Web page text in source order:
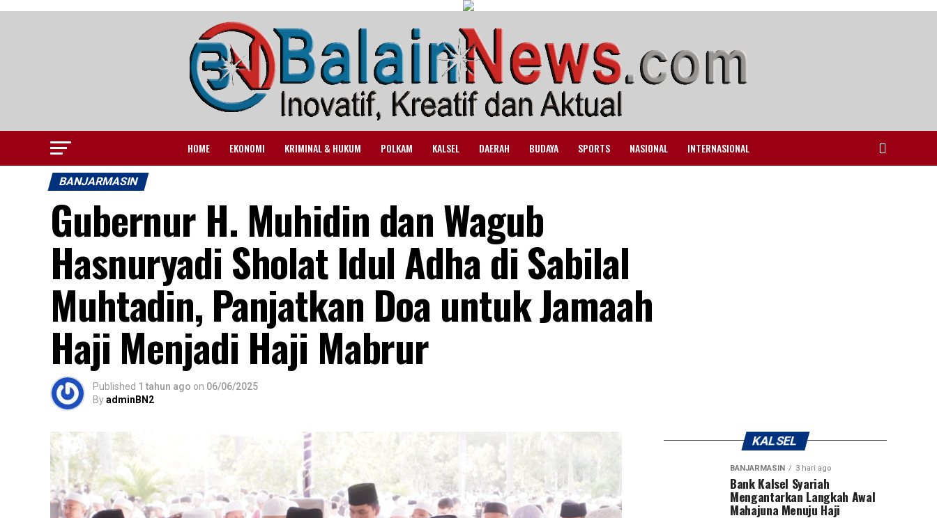
HOME EKONOMI KRIMINAL & HUKUM POLKAM KALSEL DAERAH BUDAYA SPORTS NASIONAL INTERNASIONAL
BANJARMASIN
Gubernur H. Muhidin dan Wagub
Hasnuryadi Sholat Idul Adha di Sabilal
Muhtadin, Panjatkan Doa untuk Jamaah
Haji Menjadi Haji Mabrur
Published 1 tahun ago on 06/06/2025
ByadminBN2
KALSEL
BANJARMASIN 3 hari ago
Bank Kalsel Syariah
Mengantarkan Langkah Awal
Mahajuna Menuju Haji